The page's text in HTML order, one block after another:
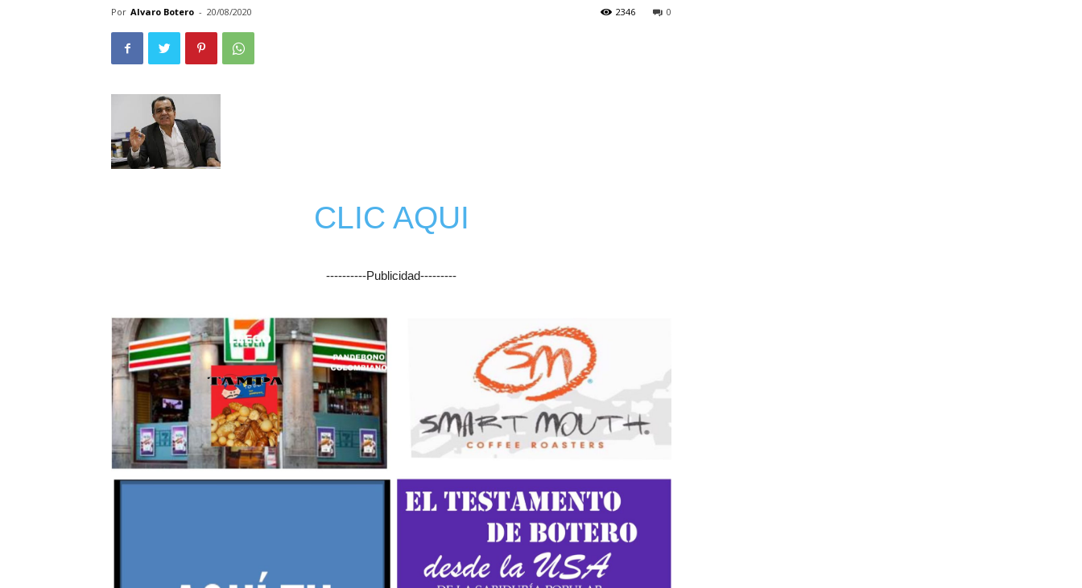
Por Alvaro Botero - 20/08/2020 0
2346
CLIC AQUI
----------Publicidad---------